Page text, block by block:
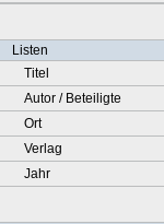
Listen
Titel
Autor / Beteiligte
Ort
Verlag
Jahr